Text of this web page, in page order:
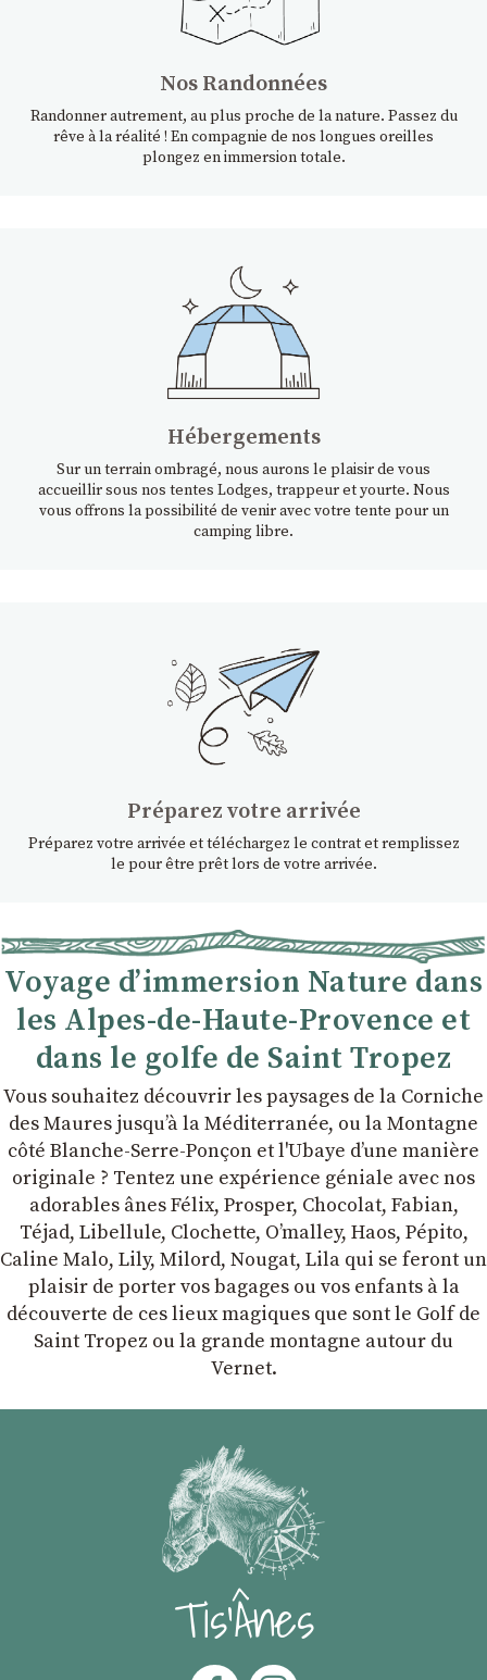
Nos Randonnées
Randonner autrement, au plus proche de la nature. Passez du
rêve à la réalité ! En compagnie de nos longues oreilles
plongez en immersion totale.
Hébergements
Sur un terrain ombragé, nous aurons le plaisir de vous
accueillir sous nos tentes Lodges, trappeur et yourte. Nous
vous offrons la possibilité de venir avec votre tente pour un
camping libre.
Préparez votre arrivée
Préparez votre arrivée et téléchargez le contrat et remplissez
le pour être prêt lors de votre arrivée.
Voyage d’immersion Nature dans
les Alpes-de-Haute-Provence et
dans le golfe de Saint Tropez
Vous souhaitez découvrir les paysages de la Corniche
des Maures jusqu’à la Méditerranée, ou la Montagne
côté Blanche-Serre-Ponçon et l'Ubaye dʼune manière
originale ? Tentez une expérience géniale avec nos
adorables ânes Félix, Prosper, Chocolat, Fabian,
Téjad, Libellule, Clochette, Oʼmalley, Haos, Pépito,
Caline Malo, Lily, Milord, Nougat, Lila qui se feront un
plaisir de porter vos bagages ou vos enfants à la
découverte de ces lieux magiques que sont le Golf de
Saint Tropez ou la grande montagne autour du
Vernet.
Tis'Ânes